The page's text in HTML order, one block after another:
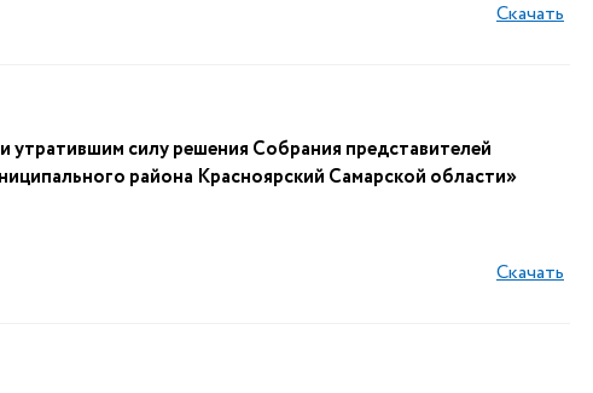
Скачать
силу решения Собрания представителей
района Красноярский Самарской области»
Скачать